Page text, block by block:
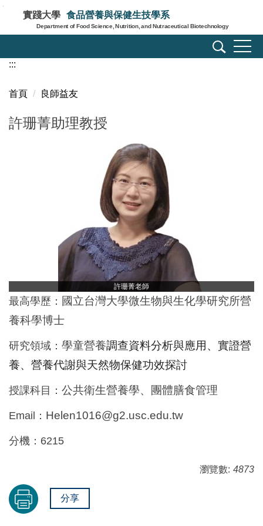
主
內
區
實踐大學 食品營養與保健生技學系
Department of Food Science, Nutrition, and Nutraceutical Biotechnology
:::
首頁 良師益友
許珊菁助理教授
許珊菁老師
最高學歷： 國立台灣大學微生物與生化學研究所營
養科學博士
研究領域： 學童營養調查資料分析與應用、實證營
養、營養代謝與天然物保健功效探討
授課科目： 公共衛生營養學、團體膳食管理
Email： Helen1016@g2.usc.edu.tw
分機：6215
瀏覽數: 4873
分享